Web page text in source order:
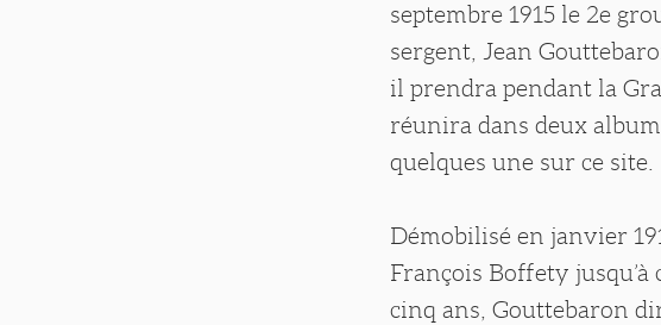
septembre 1915 le 2e
sergent, Jean
il prendra pendant la
réunira dans deux
quelques une sur ce site.
Démobilisé en janvier
François Boffety jusqu’à
cinq ans, Gouttebaron